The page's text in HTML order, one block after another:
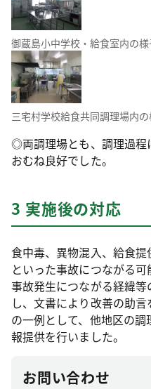
御蔵島小中学校・給食室内の
三宅村学校給食共同調理場内
◎両調理場とも、調理過程
おむね良好でした。
3 実施後の対応
食中毒、異物混入、給食
といった事故につながる可
事故発生につながる経緯
し、文書により改善の助
の一例として、他地区の
報提供を行いました。
お問い合わせ